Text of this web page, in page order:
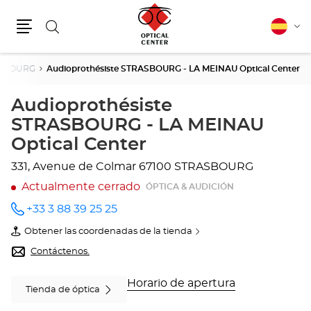
Buscar Español
Audioprothésiste STRASBOURG - LA MEINAU Optical Center
Audioprothésiste
STRASBOURG - LA MEINAU
Optical Center
331, Avenue de Colmar 67100 STRASBOURG
Actualmente cerrado
ÓPTICA & AUDICIÓN
número
de
teléfono
+33 3 88 39 25 25
Obtener las coordenadas de la tienda
de
Audioprothésiste
STRASBOURG
MEINAU
Contáctenos.
Tienda de óptica
Horario de apertura